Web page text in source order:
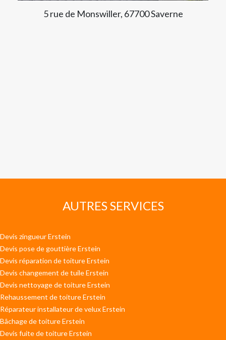
5 rue de Monswiller, 67700 Saverne
AUTRES SERVICES
Devis zingueur Erstein
Devis pose de gouttière Erstein
Devis réparation de toiture Erstein
Devis changement de tuile Erstein
Devis nettoyage de toiture Erstein
Rehaussement de toiture Erstein
Réparateur installateur de velux Erstein
Bâchage de toiture Erstein
Devis fuite de toiture Erstein